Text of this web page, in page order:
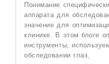
Понимание
аппарата для
значение для
клинике. В этом блоге
инструменты,
обследовании глаз,